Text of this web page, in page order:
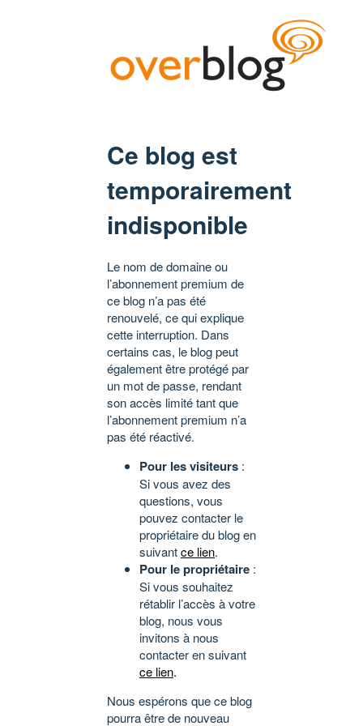
Ce blog est
temporairement
indisponible
Le nom de domaine ou
l’abonnement premium de
ce blog n’a pas été
renouvelé, ce qui explique
cette interruption. Dans
certains cas, le blog peut
également être protégé par
un mot de passe, rendant
son accès limité tant que
l’abonnement premium n’a
pas été réactivé.
Pour les visiteurs :
Si vous avez des
questions, vous
pouvez contacter le
propriétaire du blog en
suivantce lien.
Pour le propriétaire :
Si vous souhaitez
rétablir l’accès à votre
blog, nous vous
invitons à nous
contacter en suivant
ce lien.
Nous espérons que ce blog
pourra être de nouveau